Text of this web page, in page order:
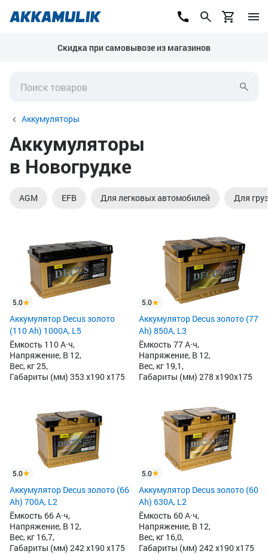
Скидка при самовывозе из магазинов
Аккумуляторы
Аккумуляторы
в Новогрудке
AGM EFB Для легковых автомобилей Для
5.0
Аккумулятор Decus золото
(110 Ah) 1000A, L5
Ёмкость 110 А·ч,
Напряжение, В 12,
Вес, кг 25,
Габариты (мм) 353 x190 x175
5.0
Аккумулятор Decus золото (77
Ah) 850А, L3
Ёмкость 77 А·ч,
Напряжение, В 12,
Вес, кг 19,1,
Габариты (мм) 278 x190x175
5.0
Аккумулятор Decus золото (66
Ah) 700A, L2
Ёмкость 66 А·ч,
Напряжение, В 12,
Вес, кг 16,7,
Габариты (мм) 242 x190 x175
5.0
Аккумулятор Decus золото (60
Ah) 630A, L2
Ёмкость 60 А·ч,
Напряжение, В 12,
Вес, кг 16,0,
Габариты (мм) 242 x190 x175